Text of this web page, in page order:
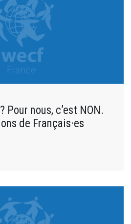
Pour nous, c’est NON.
de Français·es